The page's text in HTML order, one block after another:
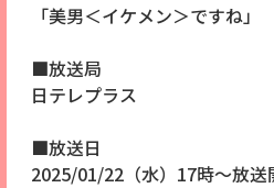
「美男＜イケメン＞ですね」
■放送局
日テレプラス
■放送日
2025/01/22（水）17時～放送